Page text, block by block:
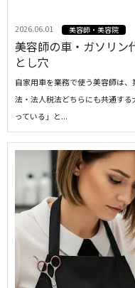
2026.06.01 美容師・美容院
美容師の車・ガソリン
とし穴
自家用車を業務で使う美容師は
法・法人税法どちらにも共通す
っている」と...